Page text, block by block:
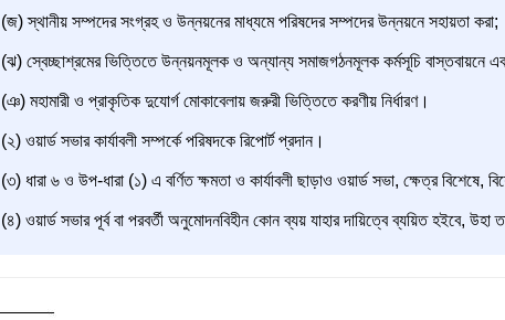
(জ) স্থানীয় সম্পদের সংগ্রহ ও উন্নয়নের মাধ্যমে পরিষদের সম্পদের উন্নয়নে সহায়তা করা;
(ঝ) স্বেচ্ছাশ্রমের ভিত্তিতে উন্নয়নমূলক ও অন্যান্য সমাজগঠনমূলক কর্মসূচি বাস্তবায়নে
(ঞ) মহামারী ও প্রাকৃতিক দুযোর্গ মোকাবেলায় জরুরী ভিত্তিতে করণীয় নির্ধারণ।
(২) ওয়ার্ড সভার কার্যাবলী সম্পর্কে পরিষদকে রিপোর্ট প্রদান।
(৩) ধারা ৬ ও উপ-ধারা (১) এ বর্ণিত ক্ষমতা ও কার্যাবলী ছাড়াও ওয়ার্ড সভা, ক্ষেত্র
(৪) ওয়ার্ড সভার পূর্ব বা পরবর্তী অনুমোদনবিহীন কোন ব্যয় যাহার দায়িত্বে ব্যয়িত হইবে, উহা